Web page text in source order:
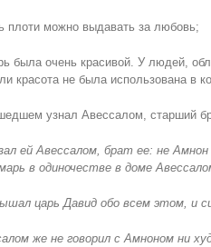
плоти можно выдавать за любовь;
была очень красивой. У людей,
красота не была использована в
узнал Авессалом, старший
ей Авессалом, брат ее: не
в одиночестве в доме
царь Давид обо всем этом, и
же не говорил с Амноном ни